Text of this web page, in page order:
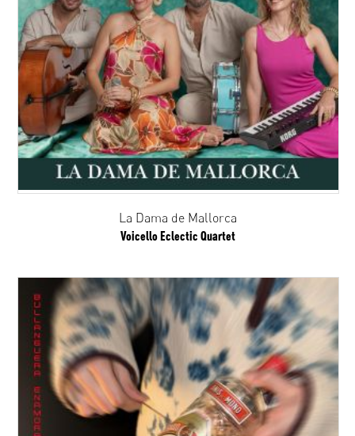
La Dama de Mallorca
Voicello Eclectic Quartet